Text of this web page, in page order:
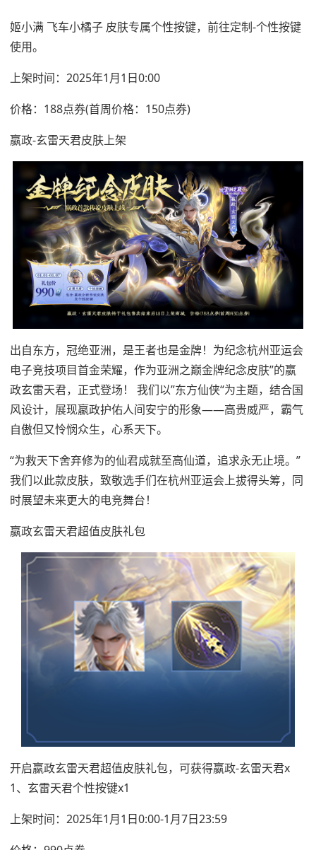
姬小满 飞车小橘子 皮肤专属个性按键，前往定制-个性按键
使用。
上架时间：2025年1月1日0:00
价格：188点券(首周价格：150点券)
嬴政-玄雷天君皮肤上架
出自东方，冠绝亚洲，是王者也是金牌！为纪念杭州亚运会
电子竞技项目首金荣耀，作为亚洲之巅金牌纪念皮肤”的嬴
政玄雷天君，正式登场！ 我们以”东方仙侠“为主题，结合国
风设计，展现嬴政护佑人间安宁的形象——高贵威严，霸气
自傲但又怜悯众生，心系天下。
“为救天下舍弃修为的仙君成就至高仙道，追求永无止境。”
我们以此款皮肤，致敬选手们在杭州亚运会上拔得头筹，同
时展望未来更大的电竞舞台！
嬴政玄雷天君超值皮肤礼包
开启嬴政玄雷天君超值皮肤礼包，可获得嬴政-玄雷天君x
1、玄雷天君个性按键x1
上架时间：2025年1月1日0:00-1月7日23:59